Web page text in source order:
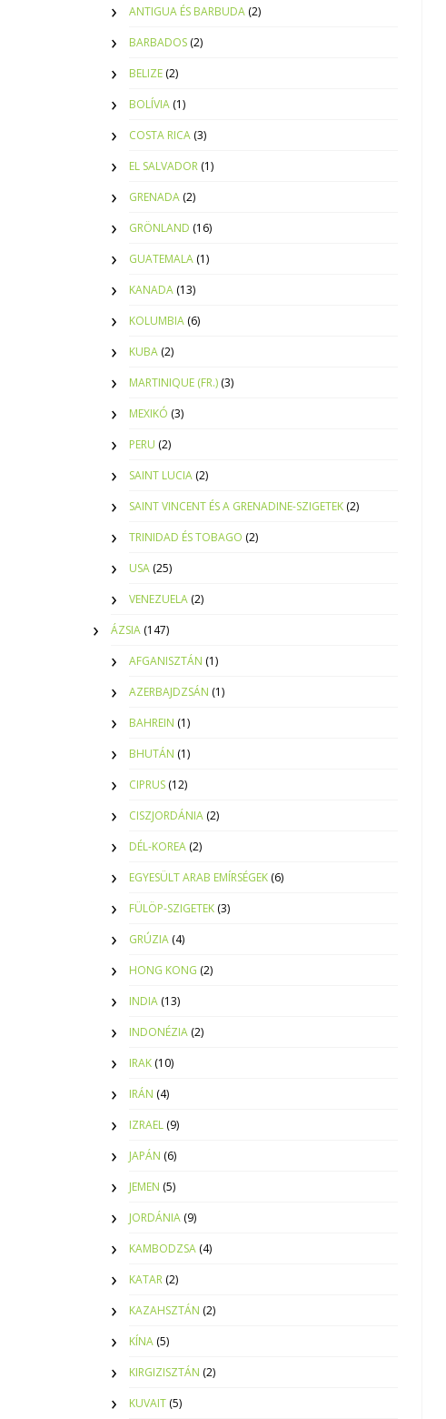
ANTIGUA ÉS BARBUDA (2)
BARBADOS (2)
BELIZE (2)
BOLÍVIA (1)
COSTA RICA (3)
EL SALVADOR (1)
GRENADA (2)
GRÖNLAND (16)
GUATEMALA (1)
KANADA (13)
KOLUMBIA (6)
KUBA (2)
MARTINIQUE (FR.) (3)
MEXIKÓ (3)
PERU (2)
SAINT LUCIA (2)
SAINT VINCENT ÉS A GRENADINE-SZIGETEK (2)
TRINIDAD ÉS TOBAGO (2)
USA (25)
VENEZUELA (2)
ÁZSIA (147)
AFGANISZTÁN (1)
AZERBAJDZSÁN (1)
BAHREIN (1)
BHUTÁN (1)
CIPRUS (12)
CISZJORDÁNIA (2)
DÉL-KOREA (2)
EGYESÜLT ARAB EMÍRSÉGEK (6)
FÜLÖP-SZIGETEK (3)
GRÚZIA (4)
HONG KONG (2)
INDIA (13)
INDONÉZIA (2)
IRAK (10)
IRÁN (4)
IZRAEL (9)
JAPÁN (6)
JEMEN (5)
JORDÁNIA (9)
KAMBODZSA (4)
KATAR (2)
KAZAHSZTÁN (2)
KÍNA (5)
KIRGIZISZTÁN (2)
KUVAIT (5)